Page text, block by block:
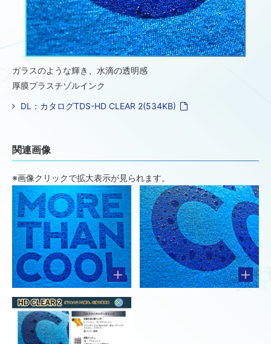
ガラスのような輝き、水滴の透明感
厚膜プラスチゾルインク
DL：カタログTDS-HD CLEAR 2(534KB)
関連画像
※画像クリックで拡大表示が見られます。